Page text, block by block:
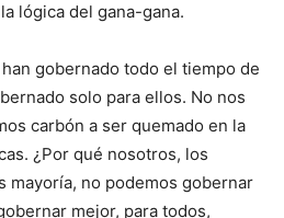
lógica del gana-gana.
gobernado todo el tiempo de
solo para ellos. No nos
carbón a ser quemado en la
¿Por qué nosotros, los
mayoría, no podemos gobernar
mejor, para todos,